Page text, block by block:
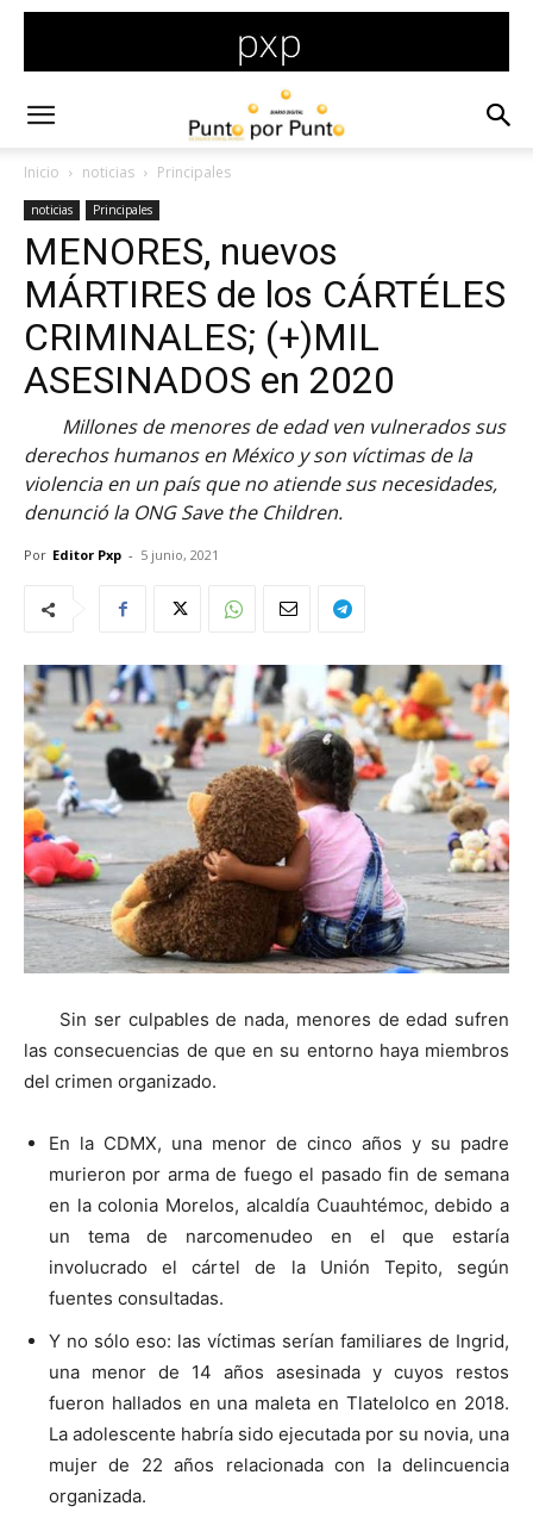
Inicio noticias Principales
noticias Principales
MENORES, nuevos
MÁRTIRES de los CÁRTÉLES
CRIMINALES; (+)MIL
ASESINADOS en 2020
Millones de menores de edad ven vulnerados sus
derechos humanos en México y son víctimas de la
violencia en un país que no atiende sus necesidades,
denunció la ONG Save the Children.
Por Editor Pxp - 5 junio, 2021
Sin ser culpables de nada, menores de edad sufren
las consecuencias de que en su entorno haya miembros
del crimen organizado.
En la CDMX, una menor de cinco años y su padre
murieron por arma de fuego el pasado fin de semana
en la colonia Morelos, alcaldía Cuauhtémoc, debido a
un tema de narcomenudeo en el que estaría
involucrado el cártel de la Unión Tepito, según
fuentes consultadas.
Y no sólo eso: las víctimas serían familiares de Ingrid,
una menor de 14 años asesinada y cuyos restos
fueron hallados en una maleta en Tlatelolco en 2018.
La adolescente habría sido ejecutada por su novia, una
mujer de 22 años relacionada con la delincuencia
organizada.